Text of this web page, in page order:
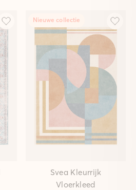
Nieuwe collectie
Svea Kleurrijk
Vloerkleed